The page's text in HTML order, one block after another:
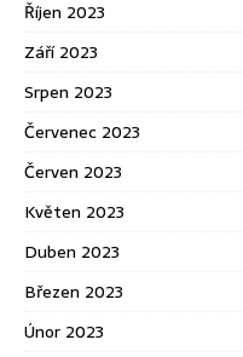
Říjen 2023
Září 2023
Srpen 2023
Červenec 2023
Červen 2023
Květen 2023
Duben 2023
Březen 2023
Únor 2023